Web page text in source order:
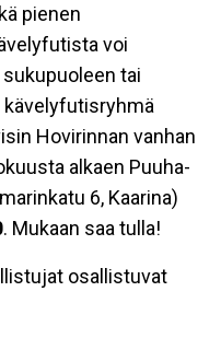
pienen
voi
sukupuoleen tai
kävelyfutisryhmä
Hovirinnan vanhan
alkaen Puuha-
6, Kaarina)
. Mukaan saa tulla!
osallistuvat